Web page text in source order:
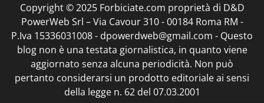
Copyright © 2025 Forbiciate.com proprietà di D&D
PowerWeb Srl – Via Cavour 310 - 00184 Roma RM -
P.Iva 15336031008 - dpowerdweb@gmail.com - Questo
blog non è una testata giornalistica, in quanto viene
aggiornato senza alcuna periodicità. Non può
pertanto considerarsi un prodotto editoriale ai sensi
della legge n. 62 del 07.03.2001